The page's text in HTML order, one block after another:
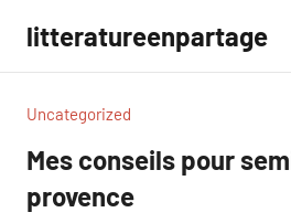
contenu
litteratureenpartage
Uncategorized
Mes conseils pour
provence